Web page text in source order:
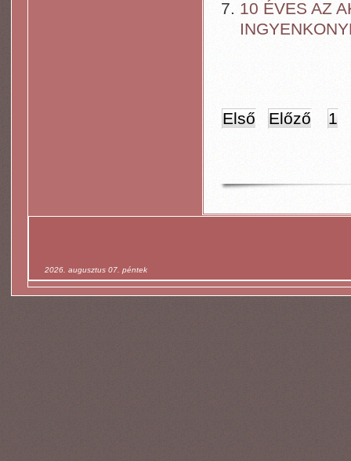
10 ÉVES AZ
Első Előző 1
2026. augusztus 07. péntek